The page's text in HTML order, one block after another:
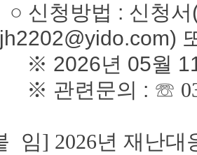
신청방법 : 신청서
2026년 05월 11
관련문의 : ☏
임] 2026년 재난대